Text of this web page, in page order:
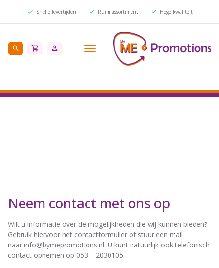
Snelle levertijden Ruim assortiment Hoge kwaliteit
Neem contact met ons op
Wilt u informatie over de mogelijkheden die wij kunnen bieden?
Gebruik hiervoor het contactformulier of stuur een mail
naar info@bymepromotions.nl. U kunt natuurlijk ook telefonisch
contact opnemen op 053 – 2030105.